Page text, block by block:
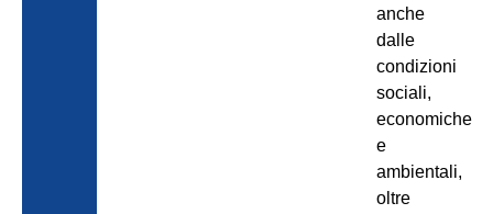
anche
dalle
condizioni
sociali,
economiche
e
ambientali,
oltre